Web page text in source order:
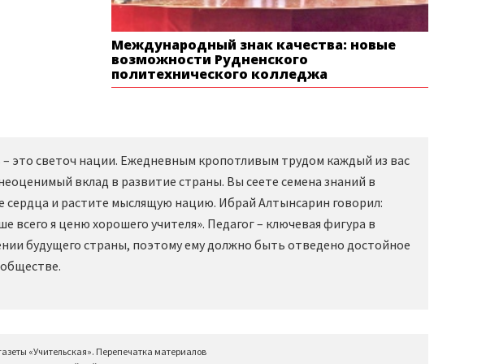
Международный знак качества: новые
возможности Рудненского
политехнического колледжа
– это светоч нации. Ежедневным кропотливым трудом каждый из вас
вклад в развитие страны. Вы сеете семена знаний в
сердца и растите мыслящую нацию. Ибрай Алтынсарин говорил:
всего я ценю хорошего учителя». Педагог – ключевая фигура в
будущего страны, поэтому ему должно быть отведено достойное
«Учительская». Перепечатка материалов